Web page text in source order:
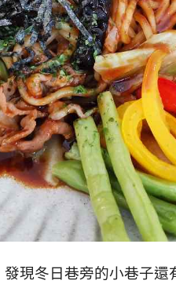
現冬日巷旁的小巷子還